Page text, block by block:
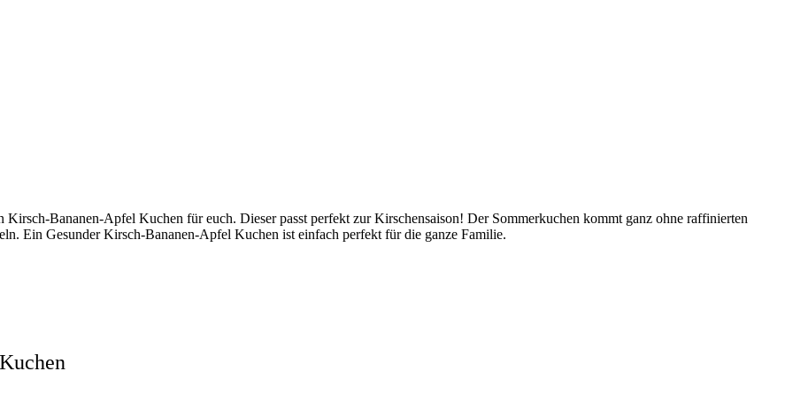
Kirsch-Bananen-Apfel Kuchen für euch. Dieser passt perfekt zur Kirschensaison! Der Sommerkuchen kommt ganz ohne raffinierten
Ein Gesunder Kirsch-Bananen-Apfel Kuchen ist einfach perfekt für die ganze Familie.